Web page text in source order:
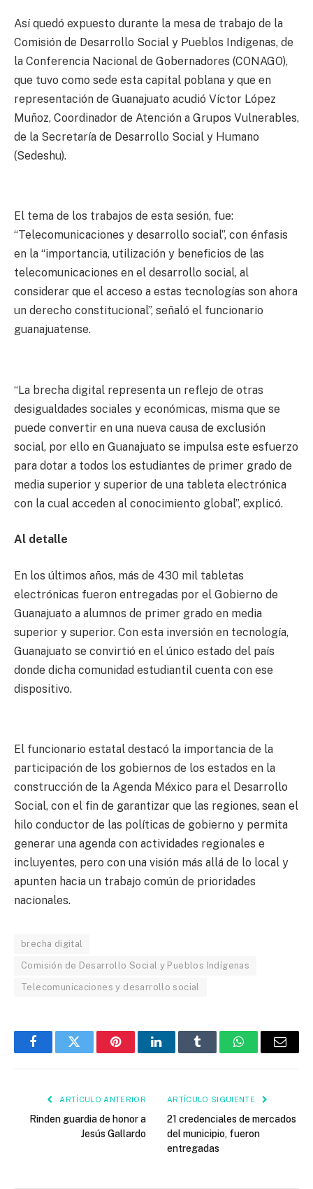
Así quedó expuesto durante la mesa de trabajo de la
Comisión de Desarrollo Social y Pueblos Indígenas, de
la Conferencia Nacional de Gobernadores (CONAGO),
que tuvo como sede esta capital poblana y que en
representación de Guanajuato acudió Víctor López
Muñoz, Coordinador de Atención a Grupos Vulnerables,
de la Secretaría de Desarrollo Social y Humano
(Sedeshu).
El tema de los trabajos de esta sesión, fue:
“Telecomunicaciones y desarrollo social”, con énfasis
en la “importancia, utilización y beneficios de las
telecomunicaciones en el desarrollo social, al
considerar que el acceso a estas tecnologías son ahora
un derecho constitucional”, señaló el funcionario
guanajuatense.
“La brecha digital representa un reflejo de otras
desigualdades sociales y económicas, misma que se
puede convertir en una nueva causa de exclusión
social, por ello en Guanajuato se impulsa este esfuerzo
para dotar a todos los estudiantes de primer grado de
media superior y superior de una tableta electrónica
con la cual acceden al conocimiento global”, explicó.
Al detalle
En los últimos años, más de 430 mil tabletas
electrónicas fueron entregadas por el Gobierno de
Guanajuato a alumnos de primer grado en media
superior y superior. Con esta inversión en tecnología,
Guanajuato se convirtió en el único estado del país
donde dicha comunidad estudiantil cuenta con ese
dispositivo.
El funcionario estatal destacó la importancia de la
participación de los gobiernos de los estados en la
construcción de la Agenda México para el Desarrollo
Social, con el fin de garantizar que las regiones, sean el
hilo conductor de las políticas de gobierno y permita
generar una agenda con actividades regionales e
incluyentes, pero con una visión más allá de lo local y
apunten hacia un trabajo común de prioridades
nacionales.
brecha digital
Comisión de Desarrollo Social y Pueblos Indígenas
Telecomunicaciones y desarrollo social
FacebookTwitter PinterestLinkedInTumblr WhatsAppEmail
ARTÍCULO ANTERIOR
Rinden guardia de honor a
Jesús Gallardo
ARTÍCULO SIGUIENTE
21 credenciales de mercados
del municipio, fueron
entregadas